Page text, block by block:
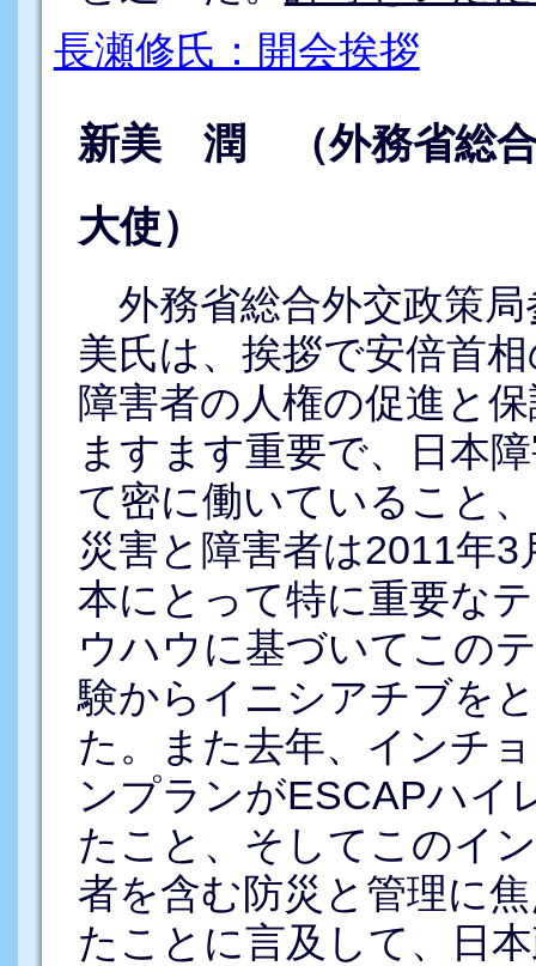
長瀬修氏：開会挨拶
新美 潤 （外務省総合
大使）
外務省総合外交政策局
美氏は、挨拶で安倍首
障害者の人権の促進と
ますます重要で、日本
て密に働いていること
災害と障害者は2011年
本にとって特に重要な
ウハウに基づいてこの
験からイニシアチブを
た。また去年、インチ
ンプランがESCAPハイ
たこと、そしてこのイ
者を含む防災と管理に
たことに言及して、日